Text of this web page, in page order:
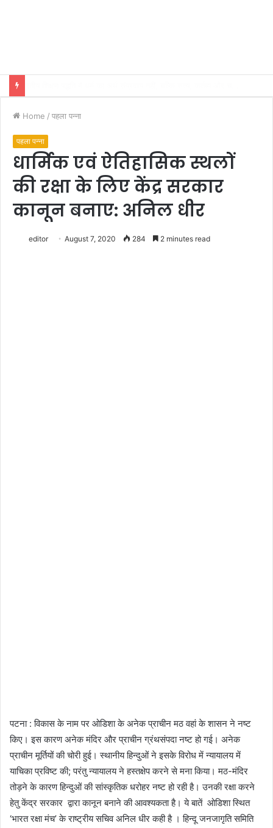
Home / पहला पन्ना
पहला पन्ना
धार्मिक एवं ऐतिहासिक स्थलों
की रक्षा के लिए केंद्र सरकार
कानून बनाए: अनिल धीर
editor August 7, 2020 284 2 minutes read
पटना : विकास के नाम पर ओडिशा के अनेक प्राचीन मठ वहां के शासन ने नष्ट
किए। इस कारण अनेक मंदिर और प्राचीन ग्रंथसंपदा नष्ट हो गई। अनेक
प्राचीन मूर्तियों की चोरी हुई। स्थानीय हिन्दुओं ने इसके विरोध में न्यायालय में
याचिका प्रविष्ट की; परंतु न्यायालय ने हस्तक्षेप करने से मना किया। मठ-मंदिर
तोड़ने के कारण हिन्दुओं की सांस्कृतिक धरोहर नष्ट हो रही है। उनकी रक्षा करने
हेतु केंद्र सरकार द्वारा कानून बनाने की आवश्यकता है। ये बातें ओडिशा स्थित
‘भारत रक्षा मंच’ के राष्ट्रीय सचिव अनिल धीर कही है । हिन्दू जनजागृति समिति